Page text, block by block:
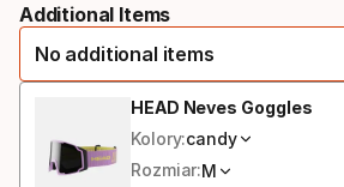
select
option:
Additional Items
No additional items
HEAD Neves Goggles
Kolory:candy
Rozmiar:M